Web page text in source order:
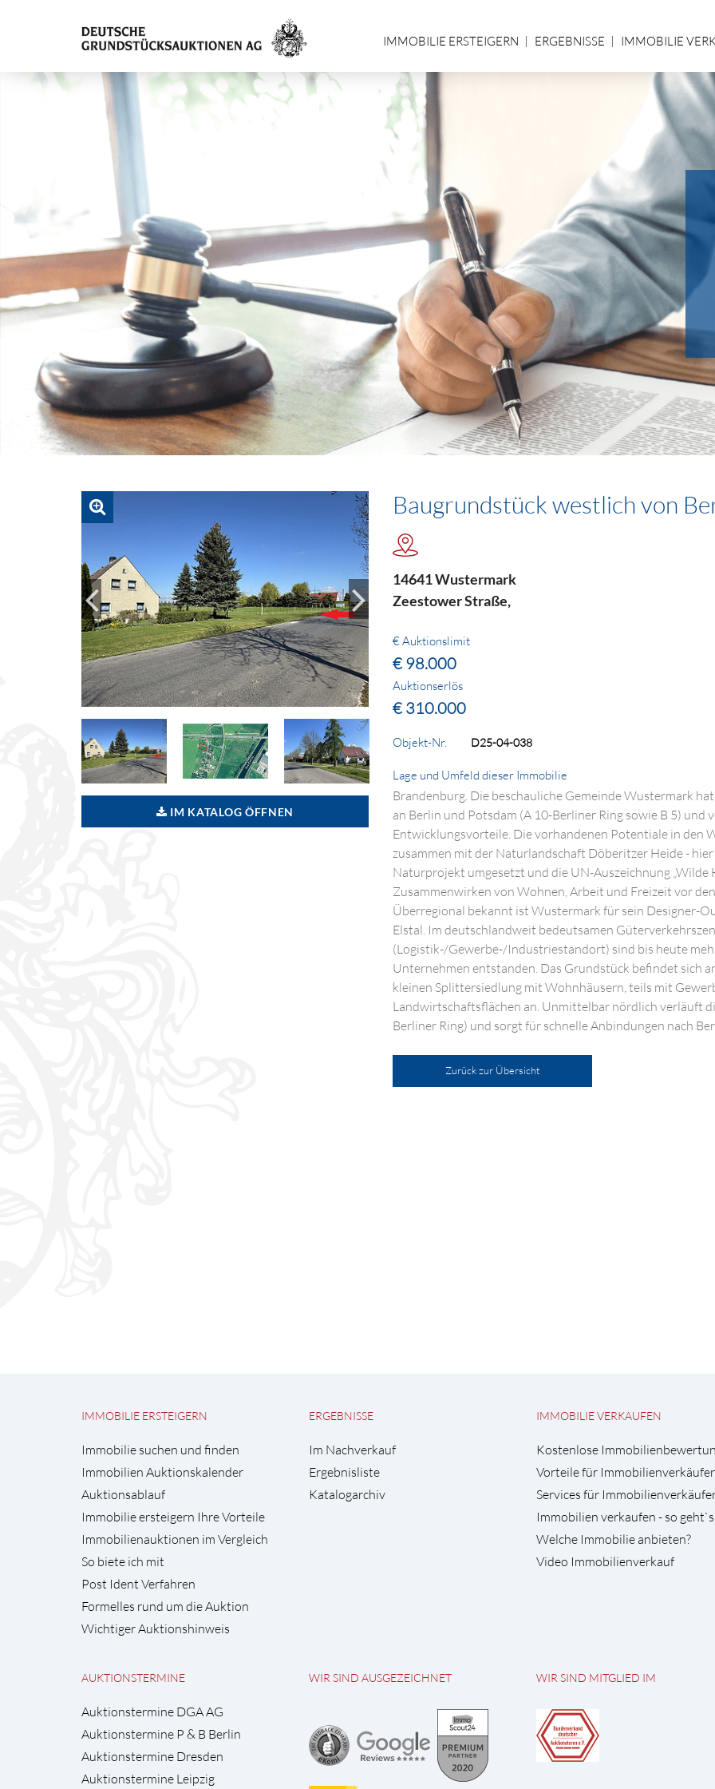
IMMOBILIE ERSTEIGERN ERGEBNISSE IMMOBILIE
IM KATALOG ÖFFNEN
Baugrundstück westlich von
14641 Wustermark
Zeestower Straße,
€ Auktionslimit
€ 98.000
Auktionserlös
€ 310.000
Objekt-Nr. D25-04-038
Lage und Umfeld dieser Immobilie
Brandenburg. Die beschauliche Gemeinde Wustermark
an Berlin und Potsdam (A 10-Berliner Ring sowie B 5)
Entwicklungsvorteile. Die vorhandenen Potentiale in den
zusammen mit der Naturlandschaft Döberitzer Heide -
Naturprojekt umgesetzt und die UN-Auszeichnung „Wilde
Zusammenwirken von Wohnen, Arbeit und Freizeit vor
Überregional bekannt ist Wustermark für sein Designer-
Elstal. Im deutschlandweit bedeutsamen
(Logistik-/Gewerbe-/Industriestandort) sind bis heute
Unternehmen entstanden. Das Grundstück befindet sich
kleinen Splittersiedlung mit Wohnhäusern, teils mit
Landwirtschaftsflächen an. Unmittelbar nördlich verläuft
Berliner Ring) und sorgt für schnelle Anbindungen nach
Zurück zur Übersicht
IMMOBILIE ERSTEIGERN
Immobilie suchen und finden
Immobilien Auktionskalender
Auktionsablauf
Immobilie ersteigern Ihre Vorteile
Immobilienauktionen im Vergleich
So biete ich mit
Post Ident Verfahren
Formelles rund um die Auktion
Wichtiger Auktionshinweis
ERGEBNISSE
Im Nachverkauf
Ergebnisliste
Katalogarchiv
IMMOBILIE VERKAUFEN
Kostenlose
Vorteile für Immobilienverkäufer
Services für
Immobilien verkaufen - so geht`s
Welche Immobilie anbieten?
Video Immobilienverkauf
AUKTIONSTERMINE
Auktionstermine DGA AG
Auktionstermine P & B Berlin
Auktionstermine Dresden
Auktionstermine Leipzig
WIR SIND AUSGEZEICHNET WIR SIND MITGLIED IM